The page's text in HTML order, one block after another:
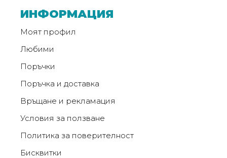
ИНФОРМАЦИЯ
Моят профил
Любими
Поръчки
Поръчка и доставка
Връщане и рекламация
Условия за ползване
Политика за поверителност
Бисквитки